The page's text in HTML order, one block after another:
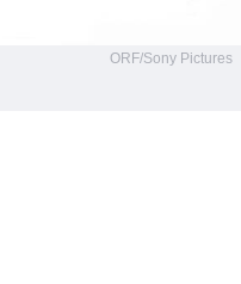
ORF/Sony Pictures